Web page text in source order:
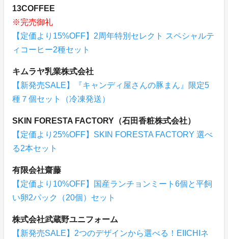
13COFFEE
※完売御礼
【定価より15%OFF】2周年特別セレクト スペシャルテ
ィコーヒー2種セット
キムラヤ乳業株式会社
【新発売SALE】『キャンディ屋さんの豚まん』限定5
種７個セット（冷凍発送）
SKIN FORESTA FACTORY（石田香粧株式会社）
【定価より25%OFF】SKIN FORESTA FACTORY 選べ
る2本セット
有限会社齋藤
【定価より10%OFF】国産ランチョンミート6個と平飼
い卵2パック（20個）セット
株式会社武蔵野ユニフォーム
【新発売SALE】2つのデザインから選べる！EIICHIネ